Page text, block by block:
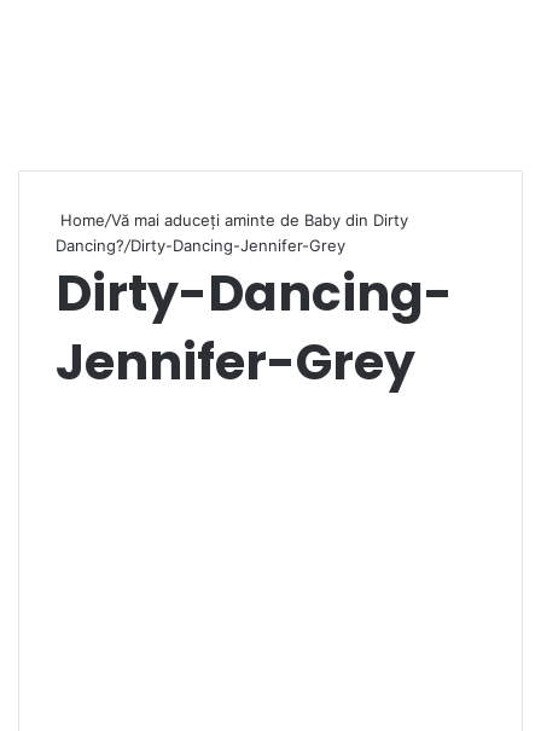
Home/Vă mai aduceți aminte de Baby din Dirty
Dancing?/Dirty-Dancing-Jennifer-Grey
Dirty-Dancing-
Jennifer-Grey